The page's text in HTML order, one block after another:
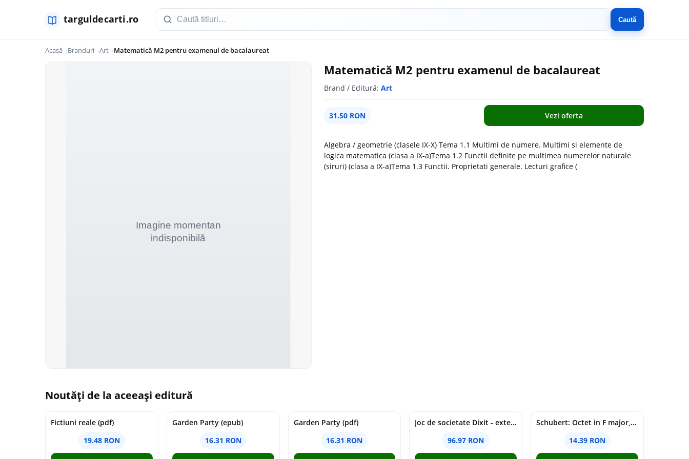
Caută
Acasă Branduri Art Matematică M2 pentru examenul de bacalaureat
Matematică M2 pentru examenul de bacalaureat
Brand / Editură: Art
31.50 RON Vezi oferta
Algebra / geometrie (clasele IX-X) Tema 1.1 Multimi de numere. Multimi si elemente de
logica matematica (clasa a IX-a)Tema 1.2 Functii definite pe multimea numerelor naturale
(siruri) (clasa a IX-a)Tema 1.3 Functii. Proprietati generale. Lecturi grafice (
Noutăți de la aceeași editură
Fictiuni reale (pdf)
19.48 RON
Garden Party (epub)
16.31 RON
Garden Party (pdf)
16.31 RON
Joc de societate Dixit - extensia Revelations
96.97 RON
Schubert: Octet in F major, D803
14.39 RON